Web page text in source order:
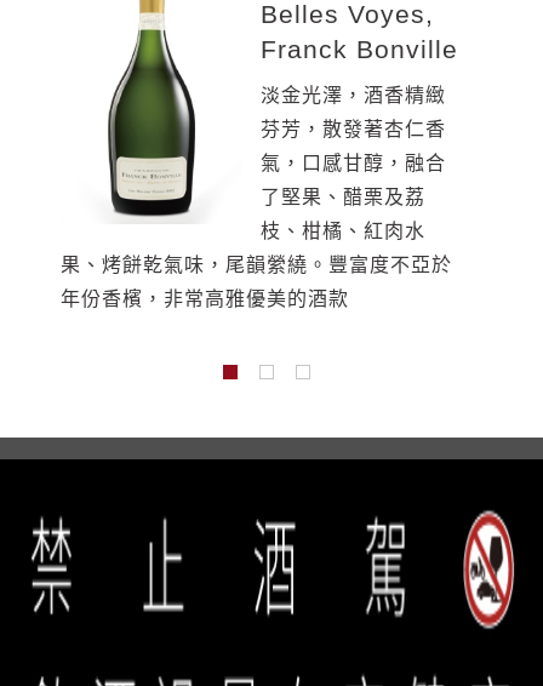
Belles Voyes,
Franck Bonville
淡金光澤，酒香精緻
芬芳，散發著杏仁香
氣，口感甘醇，融合
了堅果、醋栗及荔
枝、柑橘、紅肉水
果、烤餅乾氣味，尾韻縈繞。豐富度不亞於
年份香檳，非常高雅優美的酒款
Retrouvés Blanc
de Blancs,
Franck Bonville
淡金色澤，帶著蘋果
的圓潤果香與些許礦
物氣味，口感適中，
層次優雅豐富
Brut, Franck
Bonville
每公升僅含2.5克的含
糖量，釀製經過充分
的乳酸發酵，充滿白
色花香與奶油麵包捲
的甜美香氣，在口中
可感到其高雅純淨的質地，豐富絕妙。
誠品生活餐旅事業群 copyright © 2026 eslite spectrum all rights
reserved.